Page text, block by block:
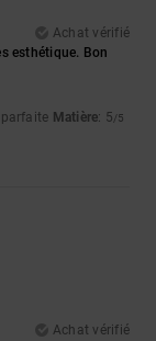
Achat vérifié
esthétique. Bon
Matière: 5/5
Achat vérifié